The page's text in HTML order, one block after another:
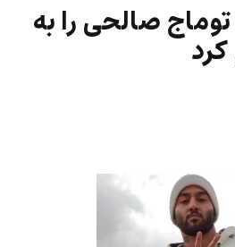
توماج صالحی را به